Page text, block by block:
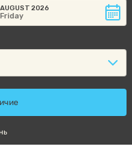
AUGUST 2026
Friday